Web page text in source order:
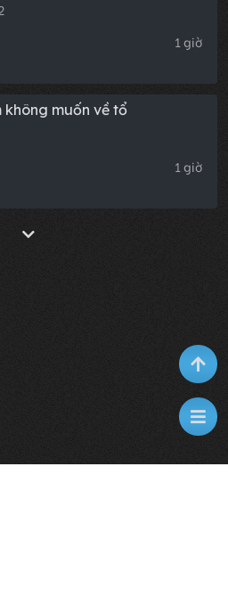
1 giờ
không muốn về tổ
1 giờ